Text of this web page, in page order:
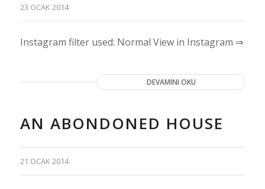
23 OCAK 2014
Instagram filter used: Normal View in Instagram ⇒
DEVAMINI OKU
AN ABONDONED HOUSE
21 OCAK 2014